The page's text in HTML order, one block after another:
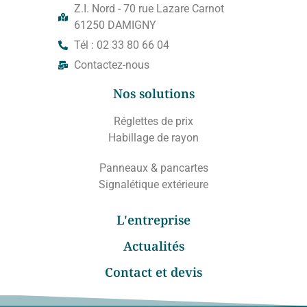
Z.I. Nord - 70 rue Lazare Carnot
61250 DAMIGNY
Tél : 02 33 80 66 04
Contactez-nous
Nos solutions
Réglettes de prix
Habillage de rayon
Panneaux & pancartes
Signalétique extérieure
L'entreprise
Actualités
Contact et devis